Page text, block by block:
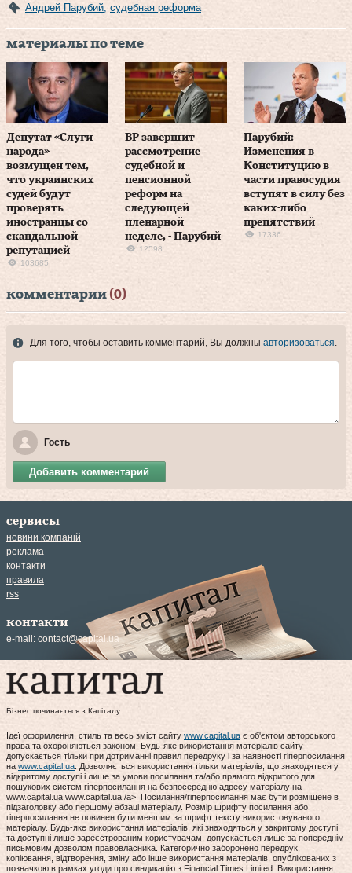
Андрей Парубий судебная реформа
материалы по теме
Депутат «Слуги
народа»
возмущен тем,
что украинских
судей будут
проверять
иностранцы со
скандальной
репутацией
103685
ВР завершит
рассмотрение
судебной и
пенсионной
реформ на
следующей
пленарной
неделе, - Парубий
12598
Парубий:
Изменения в
Конституцию в
части правосудия
вступят в силу без
каких-либо
препятствий
17336
комментарии (0)
Для того, чтобы оставить комментарий, Вы должны авторизоваться.
Гость
Добавить комментарий
сервисы
новини компаній
реклама
контакти
правила
rss
контакти
e-mail: contact@capital.ua
Бізнес починається з Капіталу
Ідеї оформлення, стиль та весь зміст сайту www.capital.uaє об'єктом авторського
права та охороняються законом. Будь-яке використання матеріалів сайту
допускається тільки при дотриманні правил передруку і за наявності гіперпосилання
наwww.capital.ua. Дозволяється використання тільки матеріалів, що знаходяться у
відкритому доступі і лише за умови посилання та/або прямого відкритого для
пошукових систем гіперпосилання на безпосередню адресу матеріалу на
www.capital.ua www.capital.ua /a>. Посилання/гіперпосилання має бути розміщене в
підзаголовку або першому абзаці матеріалу. Розмір шрифту посилання або
гіперпосилання не повинен бути меншим за шрифт тексту використовуваного
матеріалу. Будь-яке використання матеріалів, які знаходяться у закритому доступі
та доступні лише зареєстрованим користувачам, допускається лише за попереднім
письмовим дозволом правовласника. Категорично заборонено передрук,
копіювання, відтворення, зміну або інше використання матеріалів, опублікованих з
позначкою в рамках угоди про синдикацію з Financial Times Limited. Використання